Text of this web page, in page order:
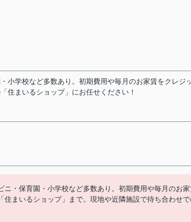
小学校など多数あり。初期費用や毎月のお家賃をクレジ
住まいるショップ」にお任せください！
・保育園・小学校など多数あり。初期費用や毎月のお
まいるショップ」まで。現地や近隣施設で待ち合わせ